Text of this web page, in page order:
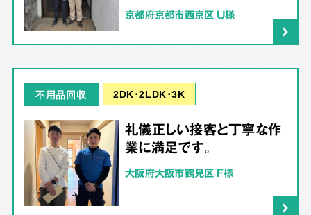
京都府京都市西京区 U様
不用品回収 2DK･2LDK･3K
礼儀正しい接客と丁寧な作
業に満足です。
大阪府大阪市鶴見区 F様